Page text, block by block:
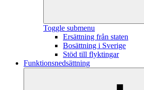
Toggle submenu
Ersättning från staten
Bosättning i Sverige
Stöd till flyktingar
Funktionsnedsättning